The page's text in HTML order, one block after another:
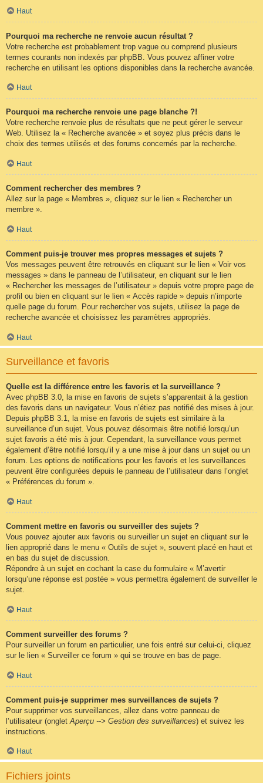
Haut
Pourquoi ma recherche ne renvoie aucun résultat ?
Votre recherche est probablement trop vague ou comprend plusieurs
termes courants non indexés par phpBB. Vous pouvez affiner votre
recherche en utilisant les options disponibles dans la recherche avancée.
Haut
Pourquoi ma recherche renvoie une page blanche ?!
Votre recherche renvoie plus de résultats que ne peut gérer le serveur
Web. Utilisez la « Recherche avancée » et soyez plus précis dans le
choix des termes utilisés et des forums concernés par la recherche.
Haut
Comment rechercher des membres ?
Allez sur la page « Membres », cliquez sur le lien « Rechercher un
membre ».
Haut
Comment puis-je trouver mes propres messages et sujets ?
Vos messages peuvent être retrouvés en cliquant sur le lien « Voir vos
messages » dans le panneau de l’utilisateur, en cliquant sur le lien
« Rechercher les messages de l’utilisateur » depuis votre propre page de
profil ou bien en cliquant sur le lien « Accès rapide » depuis n’importe
quelle page du forum. Pour rechercher vos sujets, utilisez la page de
recherche avancée et choisissez les paramètres appropriés.
Haut
Surveillance et favoris
Quelle est la différence entre les favoris et la surveillance ?
Avec phpBB 3.0, la mise en favoris de sujets s’apparentait à la gestion
des favoris dans un navigateur. Vous n’étiez pas notifié des mises à jour.
Depuis phpBB 3.1, la mise en favoris de sujets est similaire à la
surveillance d’un sujet. Vous pouvez désormais être notifié lorsqu’un
sujet favoris a été mis à jour. Cependant, la surveillance vous permet
également d’être notifié lorsqu’il y a une mise à jour dans un sujet ou un
forum. Les options de notifications pour les favoris et les surveillances
peuvent être configurées depuis le panneau de l’utilisateur dans l’onglet
« Préférences du forum ».
Haut
Comment mettre en favoris ou surveiller des sujets ?
Vous pouvez ajouter aux favoris ou surveiller un sujet en cliquant sur le
lien approprié dans le menu « Outils de sujet », souvent placé en haut et
en bas du sujet de discussion.
Répondre à un sujet en cochant la case du formulaire « M’avertir
lorsqu’une réponse est postée » vous permettra également de surveiller le
sujet.
Haut
Comment surveiller des forums ?
Pour surveiller un forum en particulier, une fois entré sur celui-ci, cliquez
sur le lien « Surveiller ce forum » qui se trouve en bas de page.
Haut
Comment puis-je supprimer mes surveillances de sujets ?
Pour supprimer vos surveillances, allez dans votre panneau de
l’utilisateur (onglet Aperçu --> Gestion des surveillances) et suivez les
instructions.
Haut
Fichiers joints